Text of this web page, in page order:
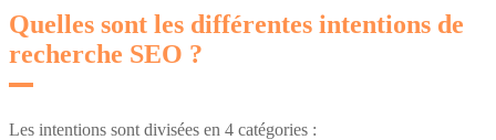
Quelles sont les différentes intentions de
recherche SEO ?
Les intentions sont divisées en 4 catégories :